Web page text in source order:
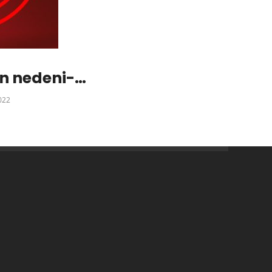
nedeni-